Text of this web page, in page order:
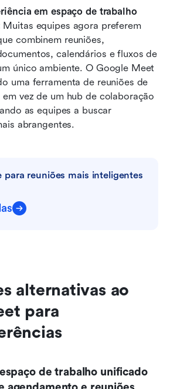
em espaço de trabalho
Muitas equipes agora preferem
combinem reuniões,
calendários e fluxos de
único ambiente. O Google Meet
uma ferramenta de reuniões de
vez de um hub de colaboração
as equipes a buscar
abrangentes.
para reuniões mais inteligentes
alternativas ao
para
de trabalho unificado